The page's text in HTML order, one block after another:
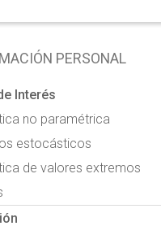
PERSONAL
Interés
no paramétrica
estocásticos
de valores extremos